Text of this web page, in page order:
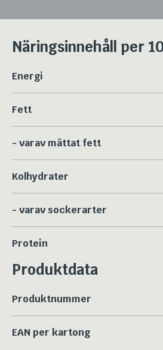
Näringsinnehåll per
Energi
Fett
- varav mättat fett
Kolhydrater
- varav sockerarter
Protein
Produktdata
Produktnummer
EAN per kartong